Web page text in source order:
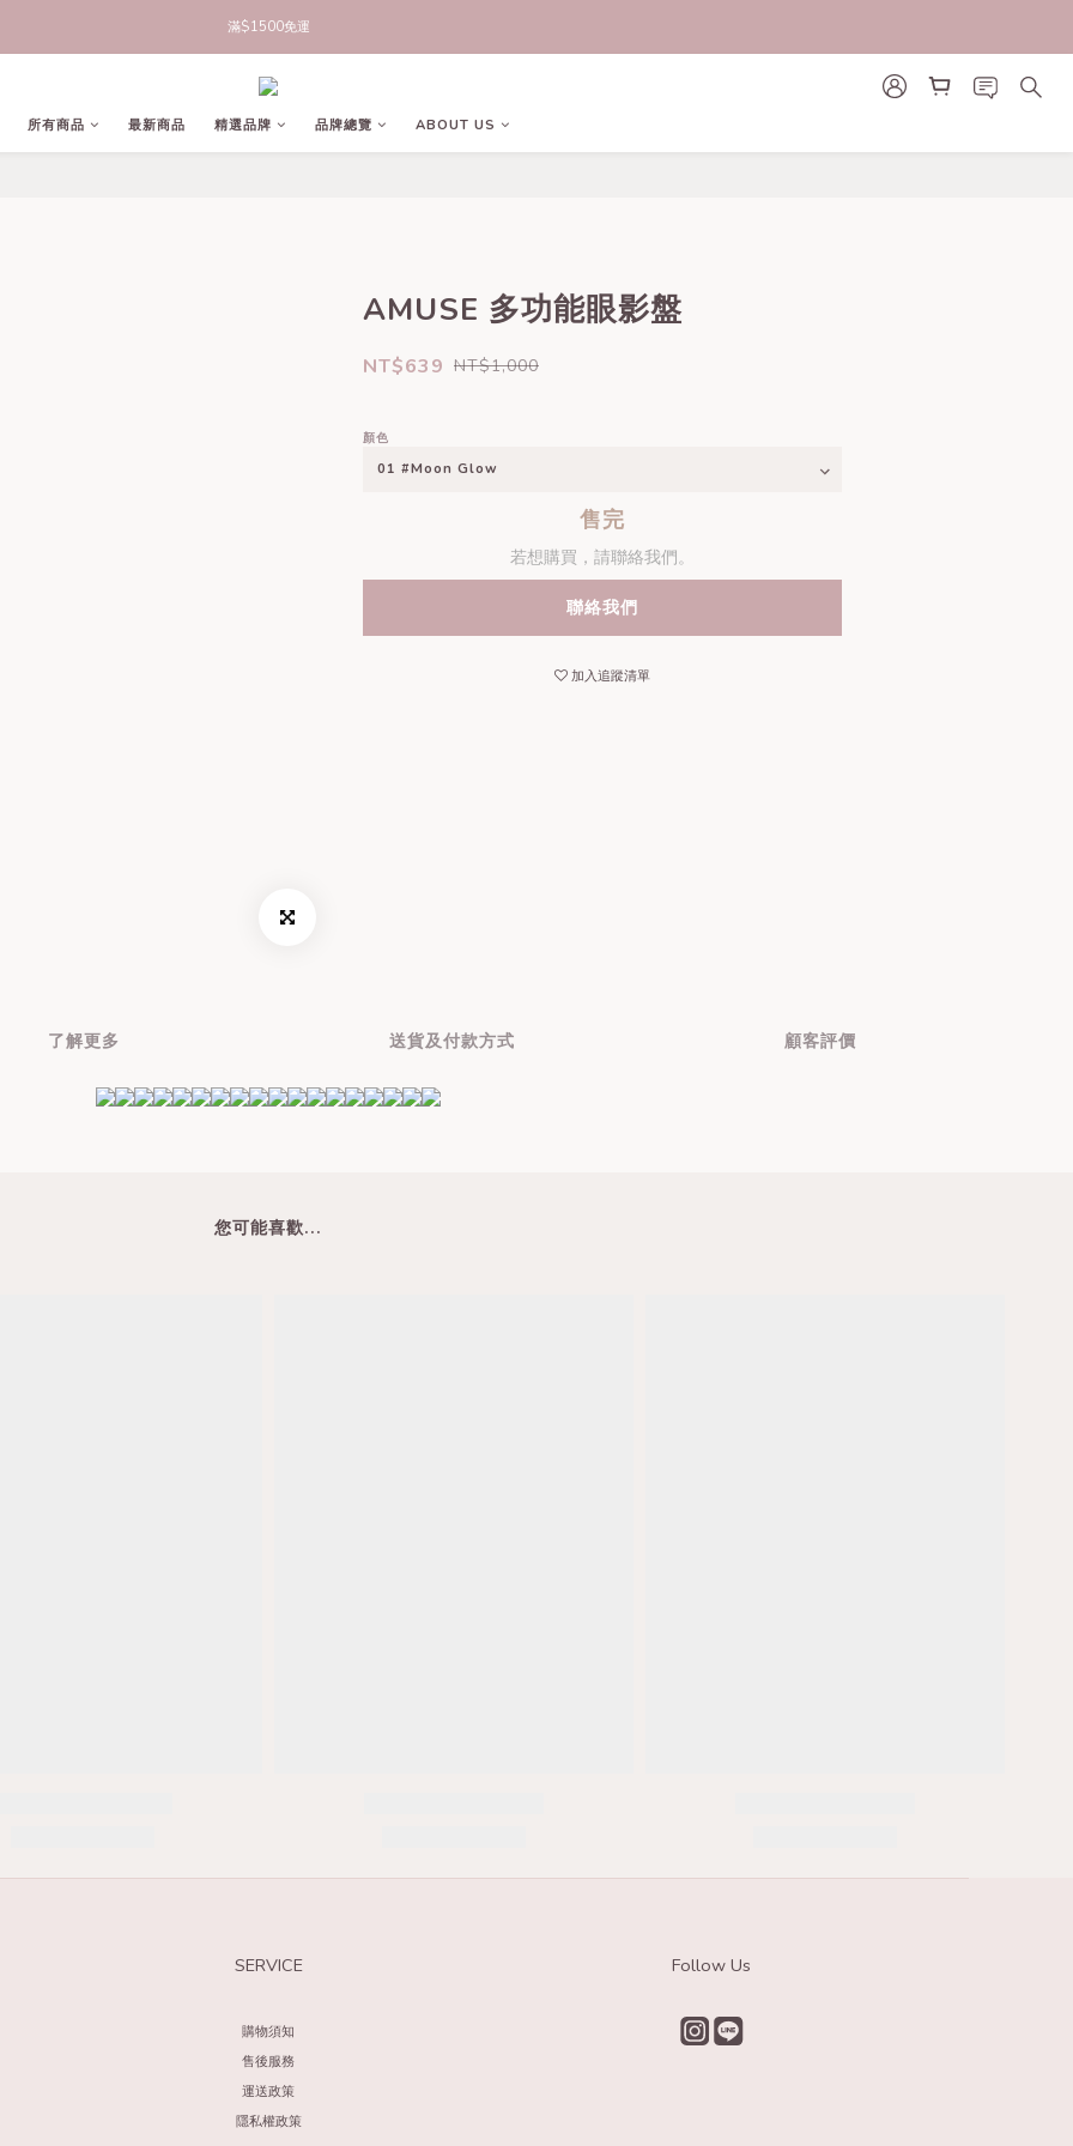
立即註冊官網會員，領50元商品折價券
滿$1500免運
立即註冊官網會員，領50元商品折價券
所有商品 最新商品 精選品牌 品牌總覽 ABOUT US
AMUSE 多功能眼影盤
NT$639 NT$1,000
顏色
售完
若想購買，請聯絡我們。
聯絡我們
加入追蹤清單
了解更多 送貨及付款方式 顧客評價
您可能喜歡...
SERVICE
購物須知
售後服務
運送政策
隱私權政策
Follow Us